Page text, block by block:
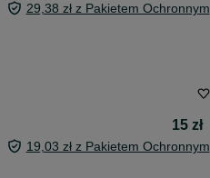
29,38 zł z Pakietem Ochronnym
15 zł
19,03 zł z Pakietem Ochronnym